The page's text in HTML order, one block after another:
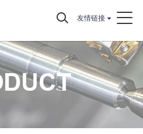
友情链接